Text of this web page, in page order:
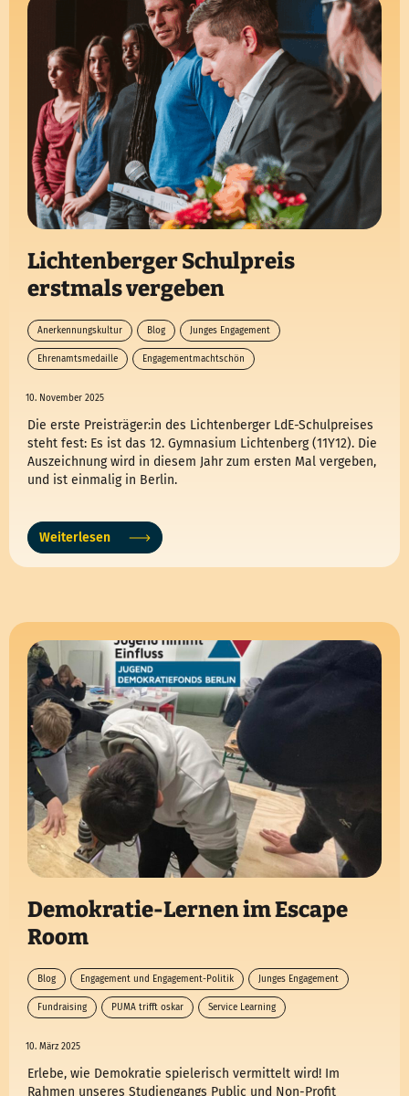
Lichtenberger Schulpreis
erstmals vergeben
Anerkennungskultur Blog Junges Engagement
Ehrenamtsmedaille Engagementmachtschön
10. November 2025
Die erste Preisträger:in des Lichtenberger LdE-Schulpreises
steht fest: Es ist das 12. Gymnasium Lichtenberg (11Y12). Die
Auszeichnung wird in diesem Jahr zum ersten Mal vergeben,
und ist einmalig in Berlin.
Weiterlesen
Demokratie-Lernen im Escape
Room
Blog Engagement und Engagement-Politik Junges Engagement
Fundraising PUMA trifft oskar Service Learning
10. März 2025
Erlebe, wie Demokratie spielerisch vermittelt wird! Im
Rahmen unseres Studiengangs Public und Non-Profit